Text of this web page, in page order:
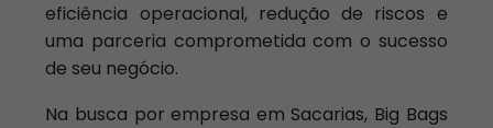
eficiência operacional, redução de riscos e
uma parceria comprometida com o sucesso
de seu negócio.
Na busca por empresa em Sacarias, Big Bags